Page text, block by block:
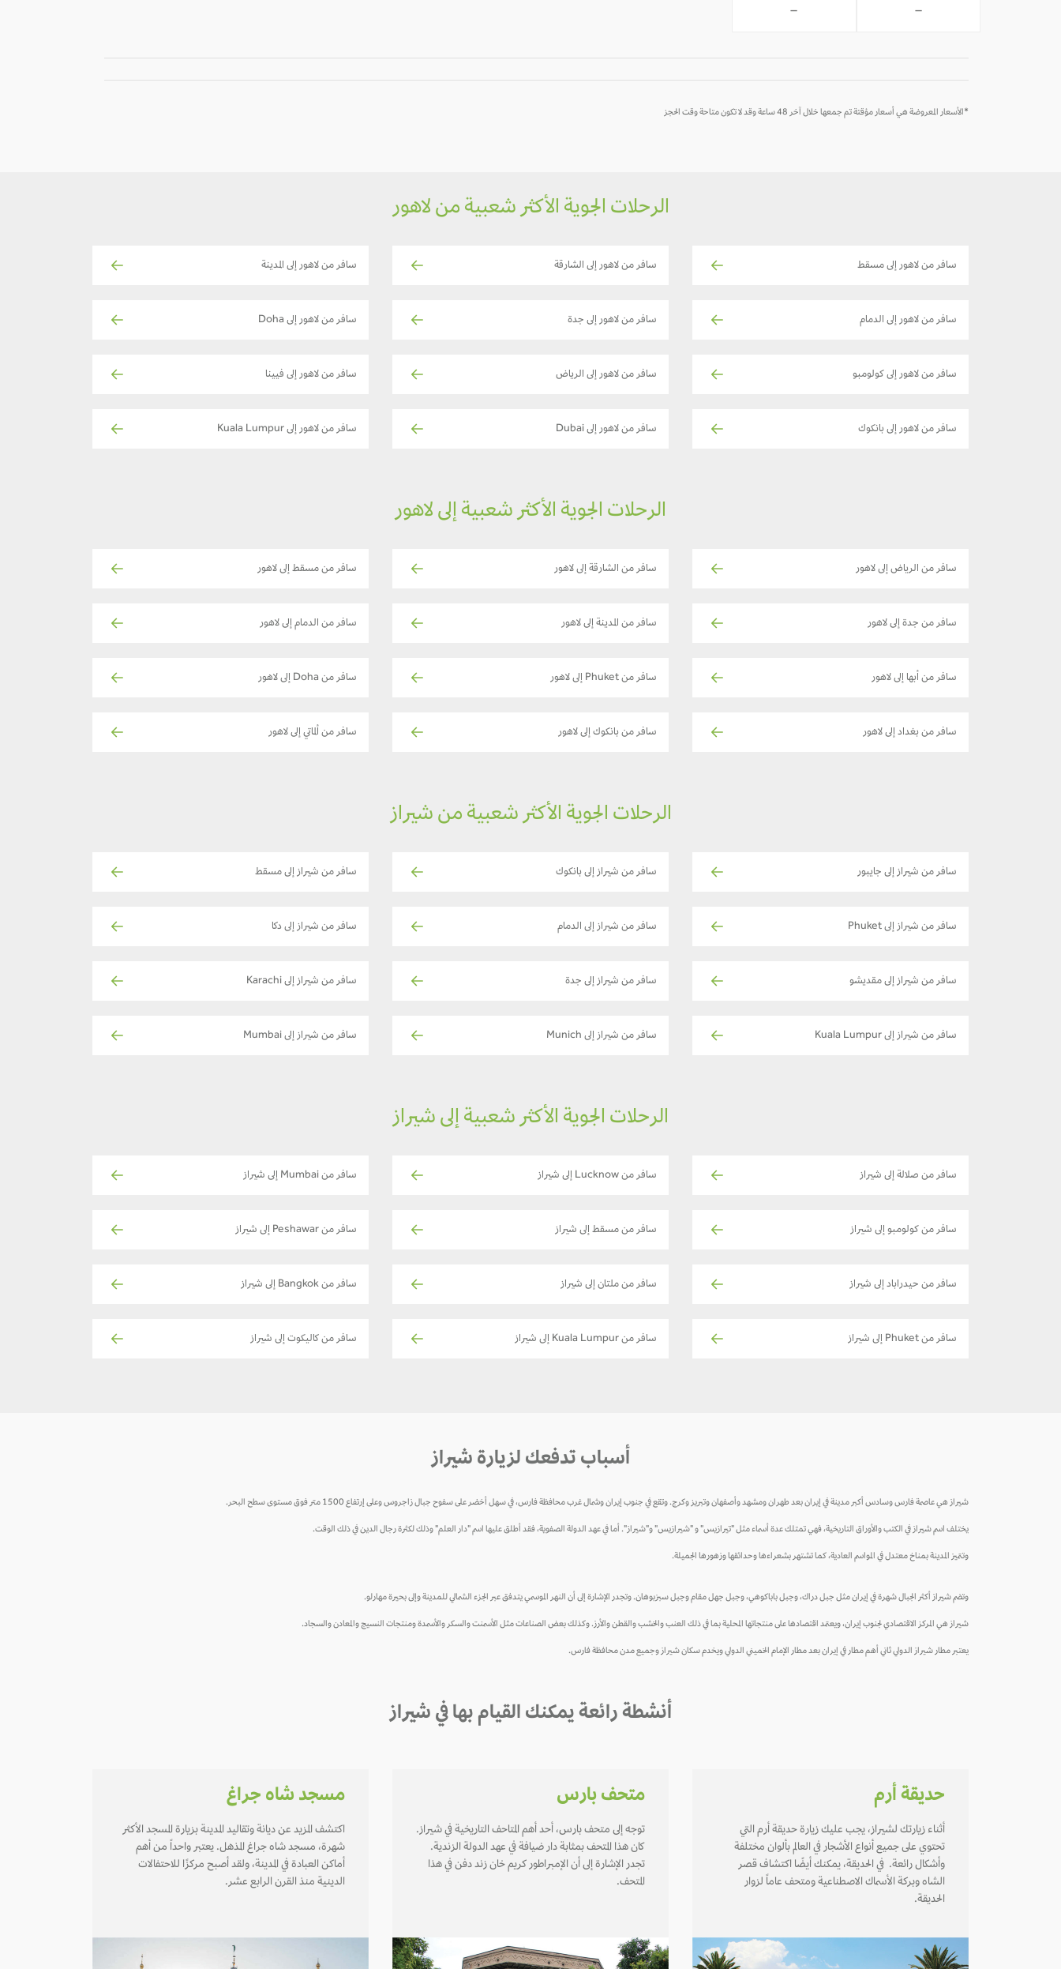
-
-
*الأسعار المعروضة هي أسعار مؤقتة تم جمعها خلال آخر 48 ساعة وقد لا تكون متاحة وقت الحجز
الرحلات الجوية الأكثر شعبية من لاهور
سافر من لاهور إلى مسقط سافر من لاهور إلى الشارقة سافر من لاهور إلى المدينة
سافر من لاهور إلى الدمام سافر من لاهور إلى جدة سافر من لاهور إلى Doha
سافر من لاهور إلى كولومبو سافر من لاهور إلى الرياض سافر من لاهور إلى فيينا
سافر من لاهور إلى بانكوك سافر من لاهور إلى Dubai سافر من لاهور إلى Kuala Lumpur
الرحلات الجوية الأكثر شعبية إلى لاهور
سافر من الرياض إلى لاهور سافر من الشارقة إلى لاهور سافر من مسقط إلى لاهور
سافر من جدة إلى لاهور سافر من المدينة إلى لاهور سافر من الدمام إلى لاهور
سافر من أبها إلى لاهور سافر من Phuket إلى لاهور سافر من Doha إلى لاهور
سافر من بغداد إلى لاهور سافر من بانكوك إلى لاهور سافر من ألماتي إلى لاهور
الرحلات الجوية الأكثر شعبية من شيراز
سافر من شيراز إلى جايبور سافر من شيراز إلى بانكوك سافر من شيراز إلى مسقط
سافر من شيراز إلى Phuket سافر من شيراز إلى الدمام سافر من شيراز إلى دكا
سافر من شيراز إلى مقديشو سافر من شيراز إلى جدة سافر من شيراز إلى Karachi
سافر من شيراز إلى Kuala Lumpur سافر من شيراز إلى Munich سافر من شيراز إلى Mumbai
الرحلات الجوية الأكثر شعبية إلى شيراز
سافر من صلالة إلى شيراز سافر من Lucknow إلى شيراز سافر من Mumbai إلى شيراز
سافر من كولومبو إلى شيراز سافر من مسقط إلى شيراز سافر من Peshawar إلى شيراز
سافر من حيدراباد إلى شيراز سافر من ملتان إلى شيراز سافر من Bangkok إلى شيراز
سافر من Phuket إلى شيراز سافر من Kuala Lumpur إلى شيراز سافر من كاليكوت إلى شيراز
أسباب تدفعك لزيارة شيراز
شيراز هي عاصمة فارس وسادس أكبر مدينة في إيران بعد طهران ومشهد وأصفهان وتبريز وكرج. وتقع في جنوب إيران وشمال غرب محافظة فارس، في سهل أخضر على سفوح جبال زاجروس وعلى إرتفاع 1500 متر فوق مستوى سطح البحر.
يختلف اسم شيراز في الكتب والأوراق التاريخية، فهي تمتلك عدة أسماء مثل "تيرازيس" و "شيرازيس" و"شيراز". أما في عهد الدولة الصفوية، فقد أطلق عليها اسم "دار العلم" وذلك لكثرة رجال الدين في ذلك الوقت.
وتتميز المدينة بمناخ معتدل في المواسم العادية، كما تشتهر بشعراءها وحدائقها وزهورها الجميلة.
وتضم شيراز أكثر الجبال شهرة في إيران مثل جبل دراك، وجبل باباكوهي، وجبل جهل مقام وجبل سبزبوهان. وتجدر الإشارة إلى أن النهر الموسمي يتدفق عبر الجزء الشمالي للمدينة وإلى بحيرة مهارلو.
شيراز هي المركز الاقتصادي لجنوب إيران، ويعتمد اقتصادها على منتجاتها المحلية بما في ذلك العنب والخشب والقطن والأرز. وكذلك بعض الصناعات مثل الأسمنت والسكر والأسمدة ومنتجات النسيج والمعادن والسجاد.
يعتبر مطار شيراز الدولي ثاني أهم مطار في إيران بعد مطار الإمام الخميني الدولي ويخدم سكان شيراز وجميع مدن محافظة فارس.
أنشطة رائعة يمكنك القيام بها في شيراز
حديقة أرم
أثناء زيارتك لشيراز، يجب عليك زيارة حديقة أرم التي
تحتوي على جميع أنواع الأشجار في العالم بألوان مختلفة
وأشكال رائعة. في الحديقة، يمكنك أيضًا اكتشاف قصر
الشاه وبركة الأسماك الاصطناعية ومتحف عاماً لزوار
الحديقة.
متحف بارس
توجه إلى متحف بارس، أحد أهم المتاحف التاريخية في شيراز.
كان هذا المتحف بمثابة دار ضيافة في عهد الدولة الزندية.
تجدر الإشارة إلى أن الإمبراطور كريم خان زند دفن في هذا
المتحف.
مسجد شاه جراغ
اكتشف المزيد عن ديانة وتقاليد المدينة بزيارة المسجد الأكثر
شهرة، مسجد شاه جراغ المذهل. يعتبر واحداً من أهم
أماكن العبادة في المدينة، ولقد أصبح مركزًا للاحتفالات
الدينية منذ القرن الرابع عشر.